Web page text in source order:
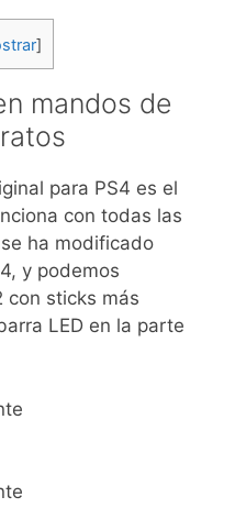
]
mandos de
para PS4 es el
con todas las
ha modificado
y podemos
con sticks más
LED en la parte